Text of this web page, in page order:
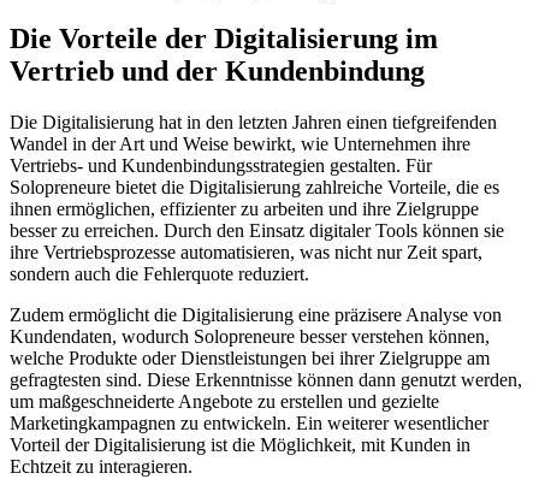
Die Vorteile der Digitalisierung im
Vertrieb und der Kundenbindung
Die Digitalisierung hat in den letzten Jahren einen tiefgreifenden
Wandel in der Art und Weise bewirkt, wie Unternehmen ihre
Vertriebs- und Kundenbindungsstrategien gestalten. Für
Solopreneure bietet die Digitalisierung zahlreiche Vorteile, die es
ihnen ermöglichen, effizienter zu arbeiten und ihre Zielgruppe
besser zu erreichen. Durch den Einsatz digitaler Tools können sie
ihre Vertriebsprozesse automatisieren, was nicht nur Zeit spart,
sondern auch die Fehlerquote reduziert.
Zudem ermöglicht die Digitalisierung eine präzisere Analyse von
Kundendaten, wodurch Solopreneure besser verstehen können,
welche Produkte oder Dienstleistungen bei ihrer Zielgruppe am
gefragtesten sind. Diese Erkenntnisse können dann genutzt werden,
um maßgeschneiderte Angebote zu erstellen und gezielte
Marketingkampagnen zu entwickeln. Ein weiterer wesentlicher
Vorteil der Digitalisierung ist die Möglichkeit, mit Kunden in
Echtzeit zu interagieren.